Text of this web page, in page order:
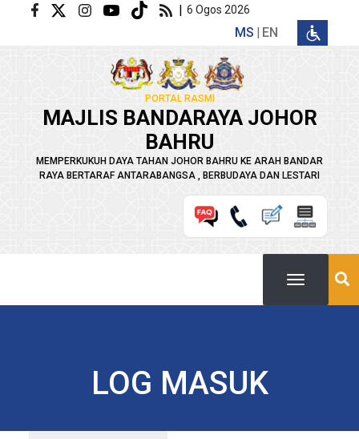
Langkau ke kandungan utama | 6 Ogos 2026
MS EN
PORTAL RASMI
MAJLIS BANDARAYA JOHOR
BAHRU
MEMPERKUKUH DAYA TAHAN JOHOR BAHRU KE ARAH BANDAR
RAYA BERTARAF ANTARABANGSA , BERBUDAYA DAN LESTARI
LOG MASUK